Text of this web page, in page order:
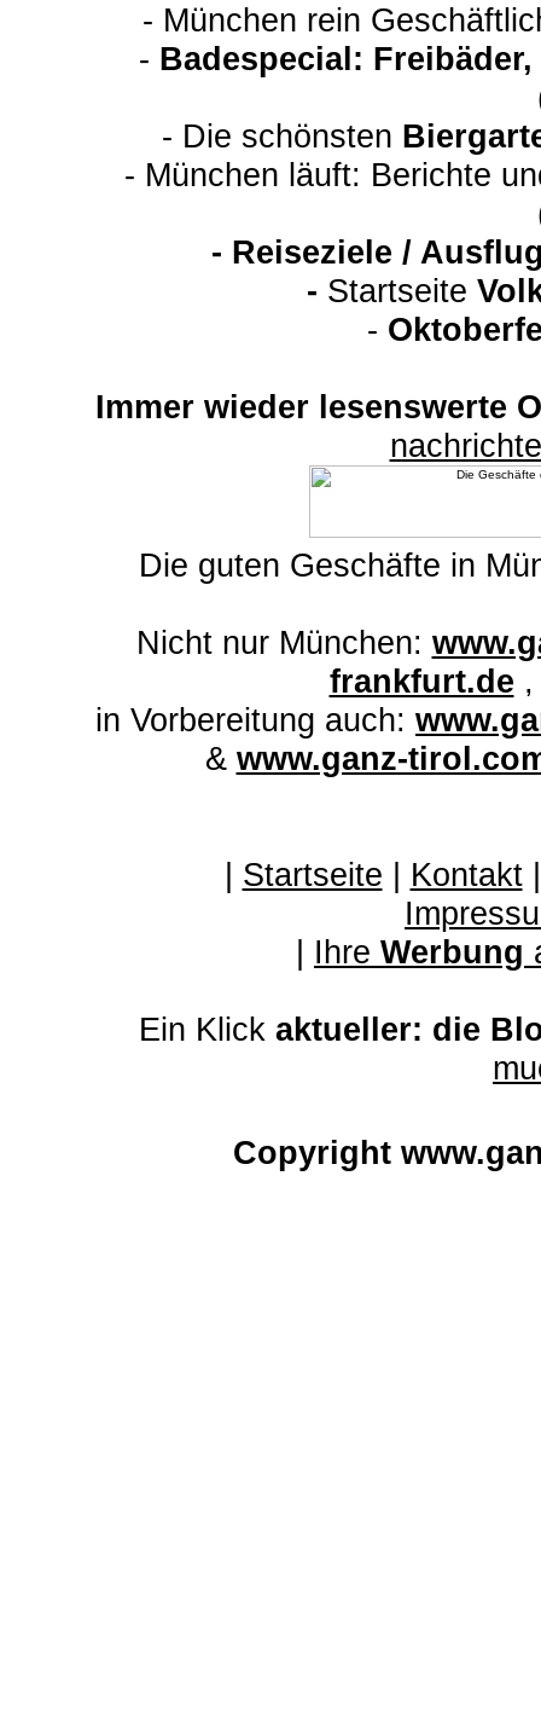
- München rein
- Badespecial:
- Die schönsten
- München läuft: Berichte
- Reiseziele /
- Startseite
-
Immer wieder lesenswerte
Die guten Geschäfte in
Nicht nur München:
frankfurt.de
in Vorbereitung auch:
& www.ganz-
| Startseite | Kontakt
| Ihre Werbung
Ein Klick aktueller: die
Copyright